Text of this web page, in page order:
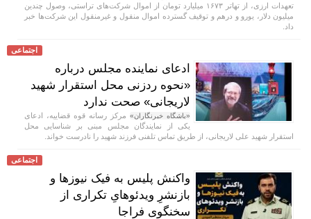
تعهدات ارزی، از تهاتر ۱۶۷۳ میلیارد تومان از اموال شرکت‌های تراستی، وصول چندین
میلیون دلار، یورو و درهم و توقیف گسترده اموال منقول و غیرمنقول این شرکت‌ها خبر
داد.
اجتماعی
ادعای نماینده مجلس درباره
«نحوه ردزنی محل استقرار شهید
لاریجانی» صحت ندارد
«باشگاه خبرنگاران» مرکز رسانه قوه قضاییه، ادعای
یکی از نمایندگان مجلس مبنی بر شناسایی محل
استقرار شهید علی لاریجانی، از طریق تماس تلفنی فرزند شهید را نادرست خواند.
اجتماعی
واکنش پلیس به فیک نیوز‌ها و
بازنشرِ ویدئوهایِ تکراری از
سخنگوی فراجا